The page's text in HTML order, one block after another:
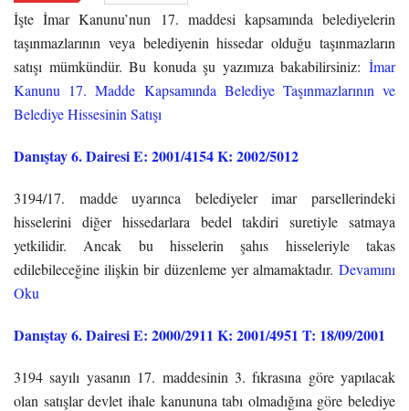
İşte İmar Kanunu’nun 17. maddesi kapsamında belediyelerin
taşınmazlarının veya belediyenin hissedar olduğu taşınmazların
satışı mümkündür. Bu konuda şu yazımıza bakabilirsiniz: İmar
Kanunu 17. Madde Kapsamında Belediye Taşınmazlarının ve
Belediye Hissesinin Satışı
Danıştay 6. Dairesi E: 2001/4154 K: 2002/5012
3194/17. madde uyarınca belediyeler imar parsellerindeki
hisselerini diğer hissedarlara bedel takdiri suretiyle satmaya
yetkilidir. Ancak bu hisselerin şahıs hisseleriyle takas
edilebileceğine ilişkin bir düzenleme yer almamaktadır. Devamını
Oku
Danıştay 6. Dairesi E: 2000/2911 K: 2001/4951 T: 18/09/2001
3194 sayılı yasanın 17. maddesinin 3. fıkrasına göre yapılacak
olan satışlar devlet ihale kanununa tabı olmadığına göre belediye